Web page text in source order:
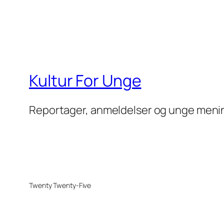
Kultur For Unge
Reportager, anmeldelser og unge
Twenty Twenty-Five